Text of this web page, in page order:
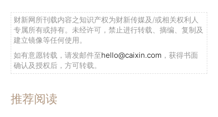
财新网所刊载内容之知识产权为财新传媒及/或相关权利人
专属所有或持有。未经许可，禁止进行转载、摘编、复制及
建立镜像等任何使用。
如有意愿转载，请发邮件至hello@caixin.com ，获得书面
确认及授权后，方可转载。
推荐阅读